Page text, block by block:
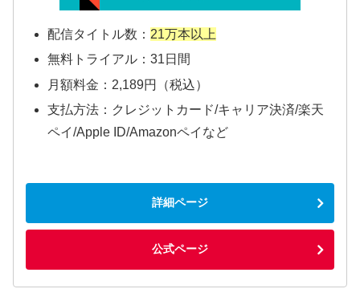
配信タイトル数： 21万本以上
無料トライアル：31日間
月額料金：2,189円（税込）
支払方法：クレジットカード/キャリア決済/楽天
ペイ/Apple ID/Amazonペイなど
詳細ページ
公式ページ